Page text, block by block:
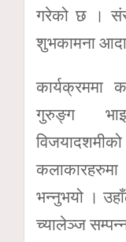
गरेको छ ।
शुभकामना
कार्यक्रममा
गुरुङ्ग
भन्नुभयो ।
च्यालेञ्ज